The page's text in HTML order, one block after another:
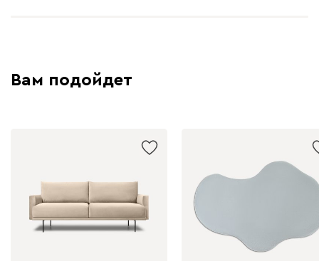
Вам подойдет